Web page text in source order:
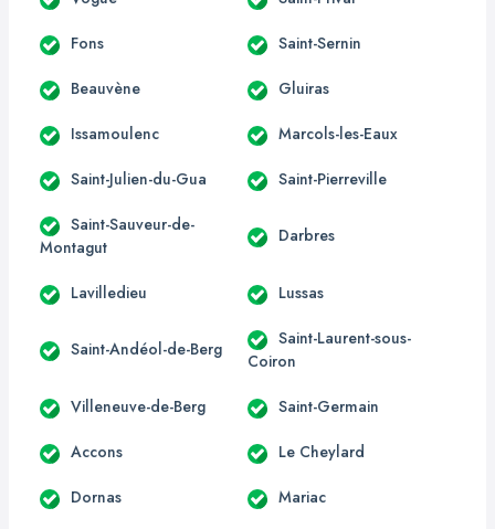
Fons Saint-Sernin
Beauvène Gluiras
Issamoulenc Marcols-les-Eaux
Saint-Julien-du-Gua Saint-Pierreville
Saint-Sauveur-de-
Montagut
Darbres
Lavilledieu Lussas
Saint-Andéol-de-Berg
Saint-Laurent-sous-
Coiron
Villeneuve-de-Berg Saint-Germain
Accons Le Cheylard
Dornas Mariac